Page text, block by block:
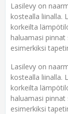
Lasilevy on
kostealla liinalla.
korkeilta
haluamasi
esimerkiksi
Lasilevy on
kostealla liinalla.
korkeilta
haluamasi
esimerkiksi